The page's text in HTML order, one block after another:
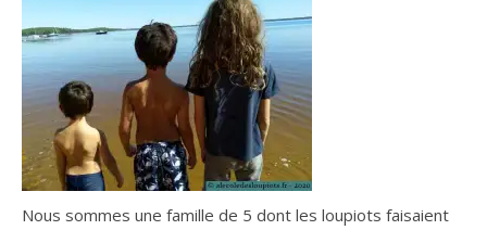
Nous sommes une famille de 5 dont les loupiots faisaient